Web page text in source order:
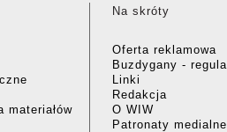
materiałów
Na skróty
Oferta reklamowa
Buzdygany -
Linki
Redakcja
O WIW
Patronaty medialne